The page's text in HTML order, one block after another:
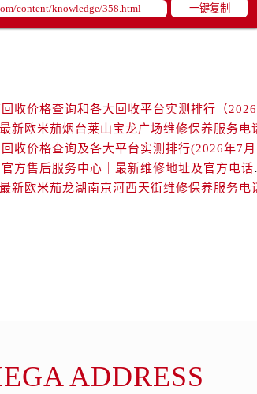
后服务中心（需提前预约）
预约）
预约）
预约）
预约）
预约）
前预约）
前预约）
1楼欧米茄售后服务中心（需提前预约）
一键复制
新欧米茄烟台莱山宝龙广场维修保养服务电
欧米茄中国官
新欧米茄龙湖南京河西天街维修保养服务电
ADDRESS